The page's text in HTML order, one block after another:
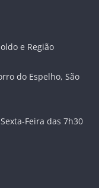
e Região
do Espelho, São
Feira das 7h30